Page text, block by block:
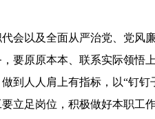
会以及全面从严治党、党风
要原原本本、联系实际领悟
到人人肩上有指标，以“钉
立足岗位，积极做好本职工作